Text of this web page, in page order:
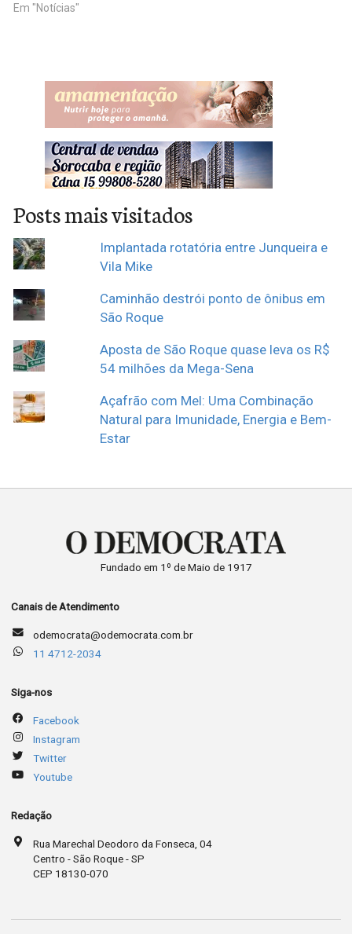
Em "Notícias"
Posts mais visitados
Implantada rotatória entre Junqueira e
Vila Mike
Caminhão destrói ponto de ônibus em
São Roque
Aposta de São Roque quase leva os R$
54 milhões da Mega-Sena
Açafrão com Mel: Uma Combinação
Natural para Imunidade, Energia e Bem-
Estar
Fundado em 1º de Maio de 1917
Canais de Atendimento
odemocrata@odemocrata.com.br
11 4712-2034
Siga-nos
Facebook
Instagram
Twitter
Youtube
Redação
Rua Marechal Deodoro da Fonseca, 04
Centro - São Roque - SP
CEP 18130-070